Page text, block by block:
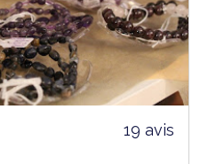
19 avis